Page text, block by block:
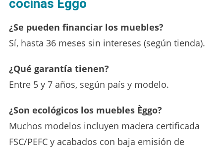
cocinas Èggo
¿Se pueden financiar los muebles?
Sí, hasta 36 meses sin intereses (según tienda).
¿Qué garantía tienen?
Entre 5 y 7 años, según país y modelo.
¿Son ecológicos los muebles Èggo?
Muchos modelos incluyen madera certificada
FSC/PEFC y acabados con baja emisión de